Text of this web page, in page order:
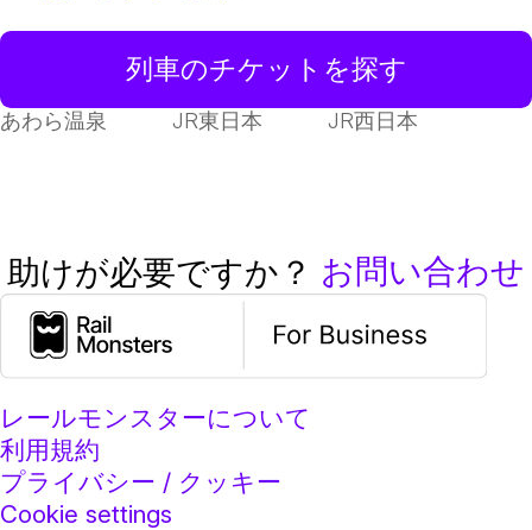
列車のチケットを探す
あわら温泉 JR東日本 JR西日本
助けが必要ですか？ お問い合わせ
レールモンスターについて
利用規約
プライバシー / クッキー
Cookie settings